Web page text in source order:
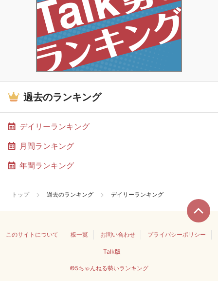
過去のランキング
デイリーランキング
月間ランキング
年間ランキング
トップ 過去のランキング デイリーランキング
このサイトについて 板一覧 お問い合わせ プライバシーポリシー
Talk版
©5ちゃんねる勢いランキング